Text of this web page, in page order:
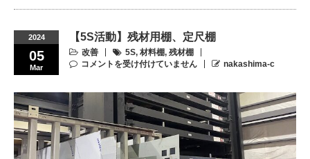
2024
05
Mar
【5S活動】残材用棚、定尺棚
改善 5S, 材料棚, 残材棚
コメントを受け付けていません
nakashima-c